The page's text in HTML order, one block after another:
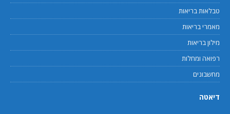
טבלאות בריאות
מאמרי בריאות
מילון בריאות
רפואה ומחלות
מחשבונים
דיאטה